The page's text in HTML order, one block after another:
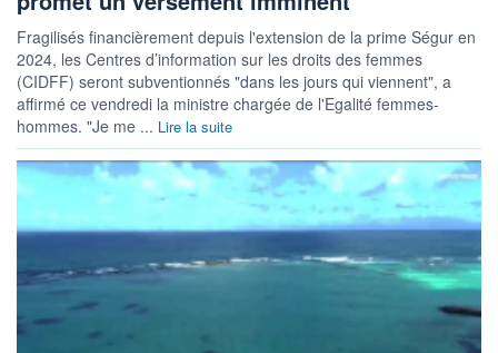
Fragilisés financièrement depuis l'extension de la prime Ségur en
2024, les Centres d’information sur les droits des femmes
(CIDFF) seront subventionnés "dans les jours qui viennent", a
affirmé ce vendredi la ministre chargée de l'Egalité femmes-
hommes. "Je me ... Lire la suite